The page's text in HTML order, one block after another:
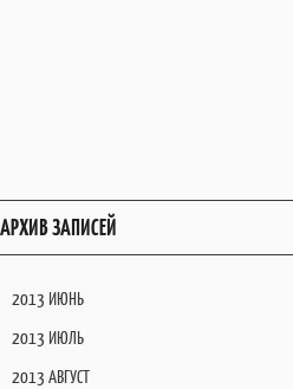
АРХИВ ЗАПИСЕЙ
2013 ИЮНЬ
2013 ИЮЛЬ
2013 АВГУСТ